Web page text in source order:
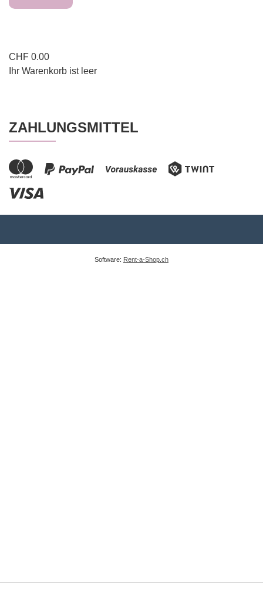
CHF 0.00
Ihr Warenkorb ist leer
ZAHLUNGSMITTEL
Software: Rent-a-Shop.ch